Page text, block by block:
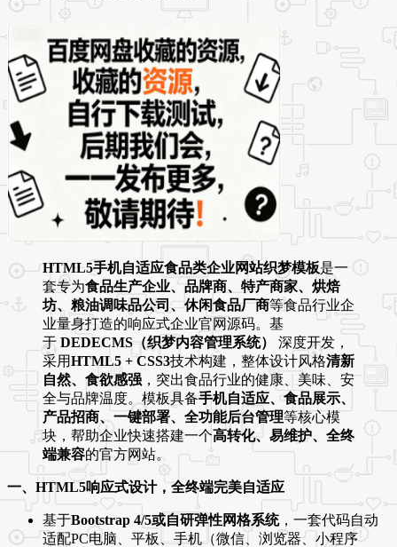
HTML5手机自适应食品类企业网站织梦模板是一
套专为食品生产企业、品牌商、特产商家、烘焙
坊、粮油调味品公司、休闲食品厂商等食品行业企
业量身打造的响应式企业官网源码。基
于 DEDECMS（织梦内容管理系统）
深度开发，
采用HTML5 + CSS3技术构建，整体设计风格清新
自然、食欲感强 ，突出食品行业的健康、美味、安
全与品牌温度。模板具备手机自适应、食品展示、
产品招商、一键部署、全功能后台管理等核心模
块，帮助企业快速搭建一个高转化、易维护、全终
端兼容的官方网站。
一、HTML5响应式设计，全终端完美自适应
基于Bootstrap 4/5或自研弹性网格系统，一套代码自动
适配PC电脑、平板、手机（微信、浏览器、小程序